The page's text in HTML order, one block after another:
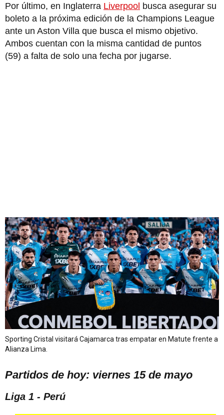
Por último, en Inglaterra Liverpool busca asegurar su
boleto a la próxima edición de la Champions League
ante un Aston Villa que busca el mismo objetivo.
Ambos cuentan con la misma cantidad de puntos
(59) a falta de solo una fecha por jugarse.
Sporting Cristal visitará Cajamarca tras empatar en Matute frente a
Alianza Lima.
Partidos de hoy: viernes 15 de mayo
Liga 1 - Perú